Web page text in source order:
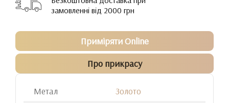
замовленні від 2000 грн
Приміряти Online
Про прикрасу
Метал
Золото